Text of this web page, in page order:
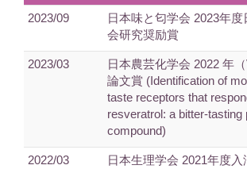
2023/09
日本味と匂学会 2023年
会研究奨励賞
2023/03
日本農芸化学会 2022 年
論文賞 (Identification of
taste receptors that
resveratrol: a bitter-tasting
compound)
2022/03
日本生理学会 2021年度